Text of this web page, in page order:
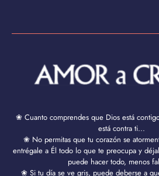
❀ Cuanto comprendes que Dios está
está contra ti...
❀ No permitas que tu corazón se
entrégale a Él todo lo que te preocupa y
puede hacer todo, menos
❀ Si tu día se ve gris, puede deberse a